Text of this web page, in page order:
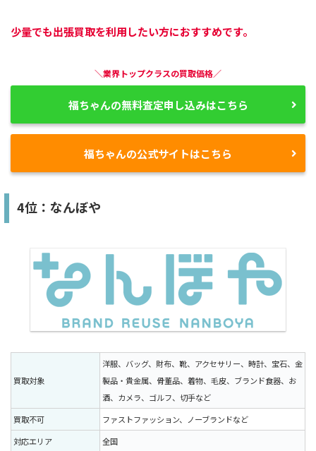
少量でも出張買取を利用したい方におすすめです。
＼業界トップクラスの買取価格／
福ちゃんの無料査定申し込みはこちら
福ちゃんの公式サイトはこちら
4位：なんぼや
買取対象
洋服、バッグ、財布、靴、アクセサリー、時計、宝石、金
製品・貴金属、骨董品、着物、毛皮、ブランド食器、お
酒、カメラ、ゴルフ、切手など
買取不可
ファストファッション、ノーブランドなど
対応エリア
全国